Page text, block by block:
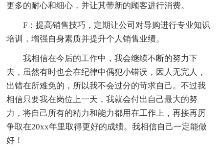
更多的耐心和细心，并让其带新的顾客进行消费。
F：提高销售技巧，定期让公司对导购进行专业知识
培训，增强自身素质并提升个人销售业绩。
我相信在今后的工作中，我会继续不断的努力下
去，虽然有时也会在纪律中偶犯小错误，因人无完人，
出错在所难免的，所以我不会过分的苛求自己。不过我
相信只要我在岗位上一天，我就会付出自己最大的努
力，将自己所有的精力和能力都用在工作上，再接再厉
争取在20xx年里取得更好的成绩。我相信自己一定能做
好！